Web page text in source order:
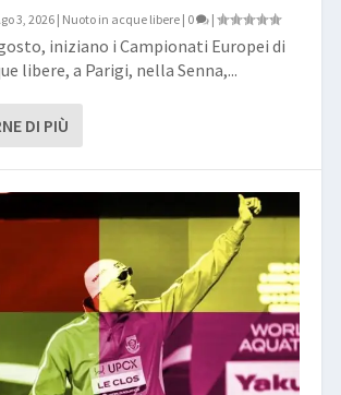
3, 2026 | Nuoto in acque libere | 0 |
iniziano i Campionati Europei di
libere, a Parigi, nella Senna,...
DI PIÙ